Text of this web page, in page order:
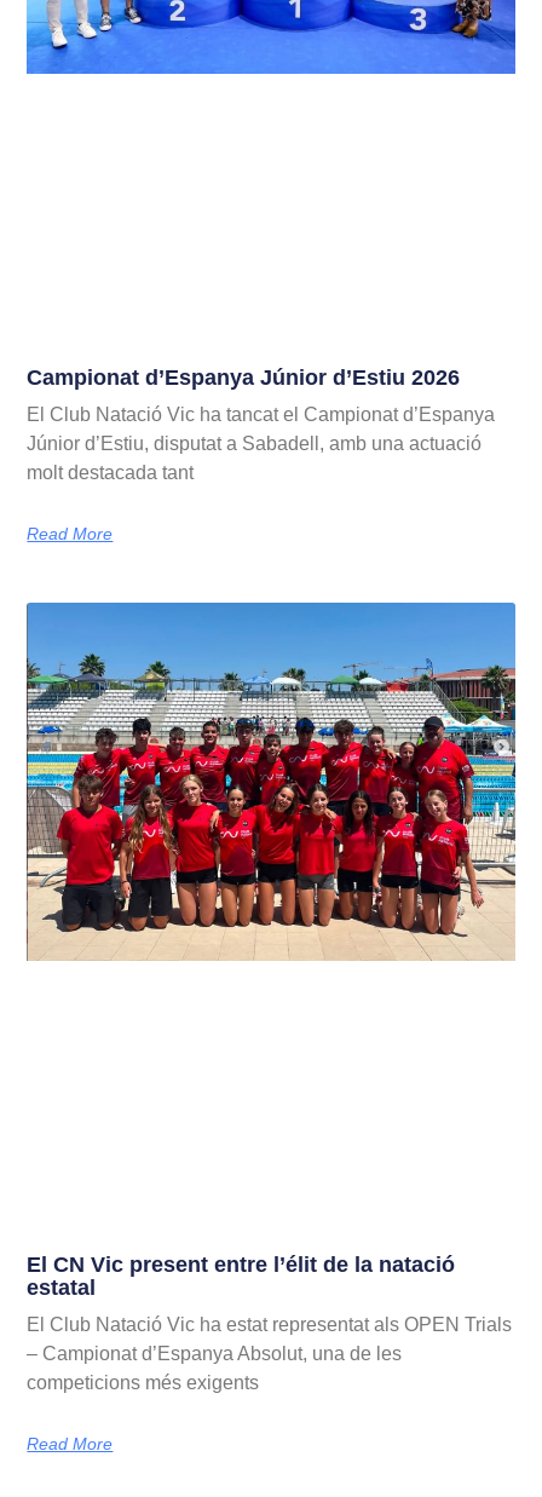
Campionat d’Espanya Júnior d’Estiu 2026
El Club Natació Vic ha tancat el Campionat d’Espanya
Júnior d’Estiu, disputat a Sabadell, amb una actuació
molt destacada tant
Read More
El CN Vic present entre l’élit de la natació
estatal
El Club Natació Vic ha estat representat als OPEN Trials
– Campionat d’Espanya Absolut, una de les
competicions més exigents
Read More